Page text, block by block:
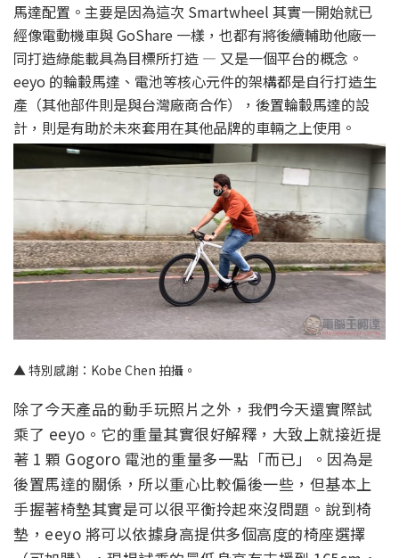
馬達配置。主要是因為這次 Smartwheel 其實一開始就已
經像電動機車與 GoShare 一樣，也都有將後續輔助他廠一
同打造綠能載具為目標所打造 — 又是一個平台的概念。
eeyo 的輪轂馬達、電池等核心元件的架構都是自行打造生
產（其他部件則是與台灣廠商合作），後置輪轂馬達的設
計，則是有助於未來套用在其他品牌的車輛之上使用。
▲ 特別感謝：Kobe Chen 拍攝。
除了今天產品的動手玩照片之外，我們今天還實際試
乘了 eeyo。它的重量其實很好解釋，大致上就接近提
著 1 顆 Gogoro 電池的重量多一點「而已」。因為是
後置馬達的關係，所以重心比較偏後一些，但基本上
手握著椅墊其實是可以很平衡拎起來沒問題。說到椅
墊，eeyo 將可以依據身高提供多個高度的椅座選擇